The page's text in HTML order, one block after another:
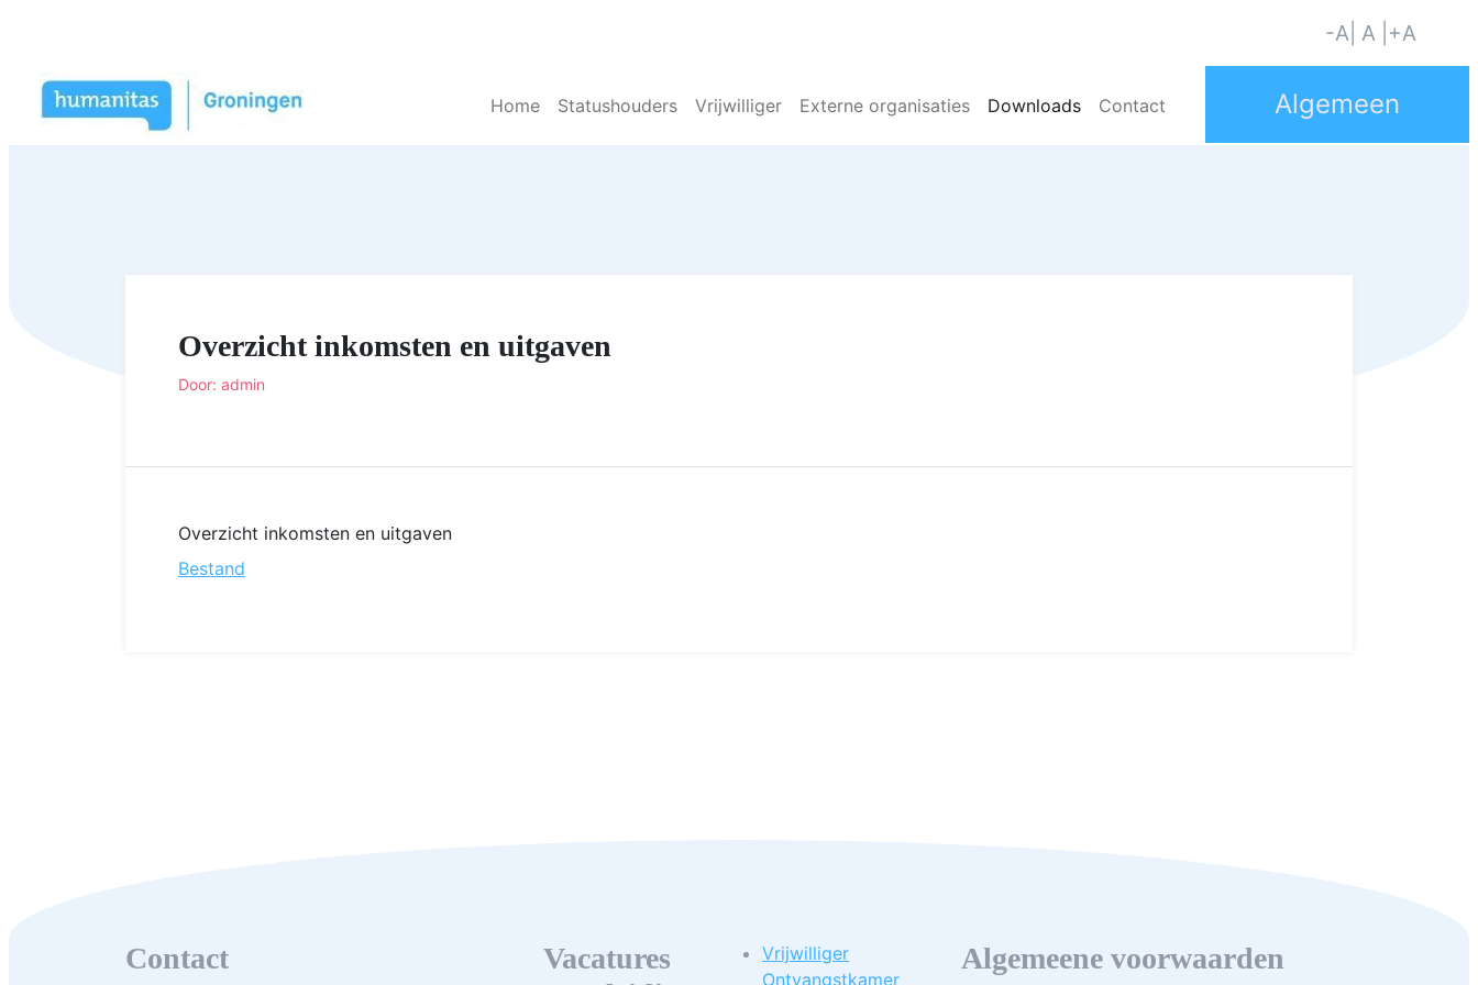
-A | A | +A
Home Statushouders Vrijwilliger Externe organisaties Downloads Contact
Overzicht inkomsten en uitgaven
Door: admin
Overzicht inkomsten en uitgaven
Bestand
Contact
Vacatures
Vrijwilliger
Ontvangstkamer
Algemeene voorwaarden